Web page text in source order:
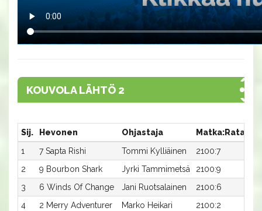
KOUVOLA LÄHTÖ 2
Sij. Hevonen Ohjastaja Matka:Rata
1
7 Sapta Rishi Tommi Kylliäinen 2100:7
2
9 Bourbon Shark Jyrki Tammimetsä 2100:9
3
6 Winds Of Change Jani Ruotsalainen 2100:6
4
2 Merry Adventurer Marko Heikari 2100:2